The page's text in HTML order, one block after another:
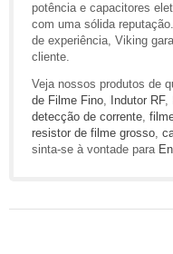
potência e capacitores
com uma sólida
de experiência, Viking
cliente.
Veja nossos produtos de
de Filme Fino, Indutor RF,
detecção de corrente,
resistor de filme grosso,
sinta-se à vontade para